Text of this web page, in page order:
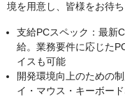
境を用意し、皆様をお待ち
支給PCスペック：最新
給。業務要件に応じた
イスも可能
開発環境向上のための
イ・マウス・キーボー